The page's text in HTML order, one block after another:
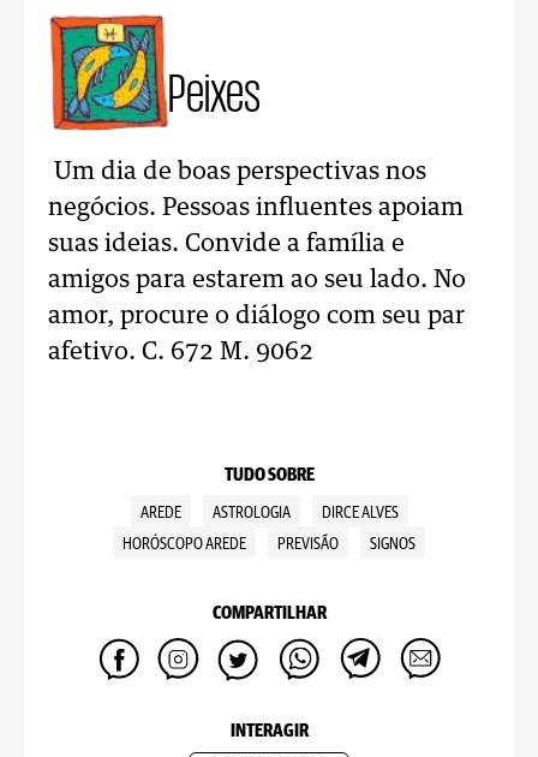
Peixes
Um dia de boas perspectivas nos
negócios. Pessoas influentes apoiam
suas ideias. Convide a família e
amigos para estarem ao seu lado. No
amor, procure o diálogo com seu par
afetivo. C. 672 M. 9062
TUDO SOBRE
AREDE ASTROLOGIA
DIRCE ALVES
HORÓSCOPO AREDE
PREVISÃO SIGNOS
COMPARTILHAR
INTERAGIR